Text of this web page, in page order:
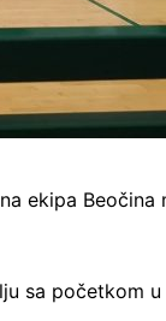
ekipa
sa početkom